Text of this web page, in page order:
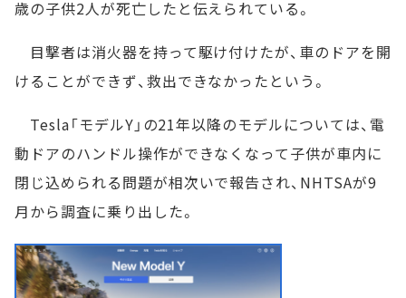
歳の子供2人が死亡したと伝えられている。
目撃者は消火器を持って駆け付けたが、車のドアを開
けることができず、救出できなかったという。
Tesla「モデルY」の21年以降のモデルについては、電
動ドアのハンドル操作ができなくなって子供が車内に
閉じ込められる問題が相次いで報告され、NHTSAが9
月から調査に乗り出した。